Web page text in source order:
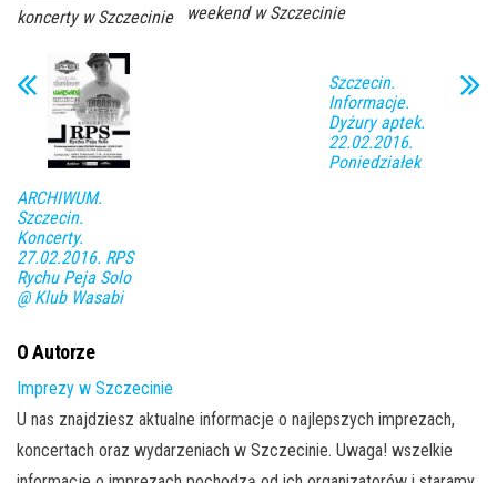
koncerty w Szczecinie
weekend w Szczecinie
ARCHIWUM.
Szczecin.
Koncerty.
27.02.2016. RPS
Rychu Peja Solo
@ Klub Wasabi
Szczecin.
Informacje.
Dyżury aptek.
22.02.2016.
Poniedziałek
O Autorze
Imprezy w Szczecinie
U nas znajdziesz aktualne informacje o najlepszych imprezach,
koncertach oraz wydarzeniach w Szczecinie. Uwaga! wszelkie